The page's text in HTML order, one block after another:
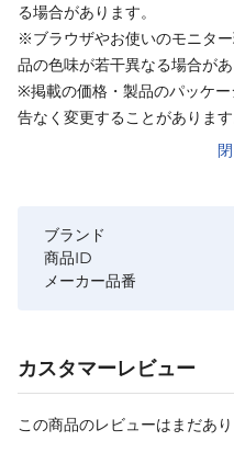
る場合があります。
※ブラウザやお使いのモニタ
品の色味が若干異なる場合があ
※掲載の価格・製品のパッケ
告なく変更することがありま
ブランド
商品ID
メーカー品番
カスタマーレビュー
この商品のレビューはまだあり